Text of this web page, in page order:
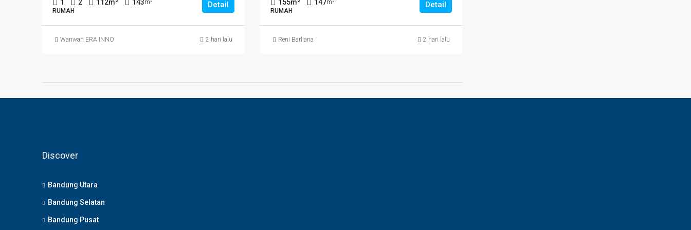
1 2 112m² 143m²
RUMAH
Detail
Wanwan ERA INNO 2 hari lalu
155m² 147m²
RUMAH
Detail
Reni Barliana 2 hari lalu
Discover
Bandung Utara
Bandung Selatan
Bandung Pusat